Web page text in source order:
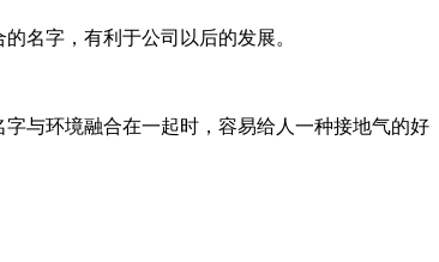
名字，有利于公司以后的发展。
与环境融合在一起时，容易给人一种接地气的好